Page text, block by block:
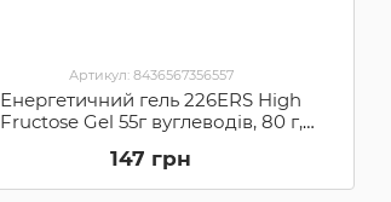
Артикул: 8436567356557
Енергетичний гель 226ERS High
Fructose Gel 55г вуглеводів, 80 г,
147 грн